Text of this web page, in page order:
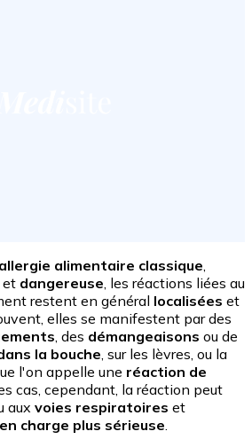
allergie alimentaire classique,
et dangereuse, les réactions liées au
restent en général localisées et
elles se manifestent par des
, des démangeaisons ou de
la bouche, sur les lèvres, ou la
l'on appelle une réaction de
cas, cependant, la réaction peut
aux voies respiratoires et
charge plus sérieuse.